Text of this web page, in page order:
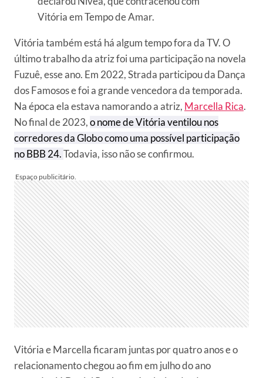
Vitória em Tempo de Amar.
Vitória também está há algum tempo fora da TV. O
último trabalho da atriz foi uma participação na novela
Fuzuê, esse ano. Em 2022, Strada participou da Dança
dos Famosos e foi a grande vencedora da temporada.
Na época ela estava namorando a atriz, Marcella Rica.
No final de 2023,o nome de Vitória ventilou nos
corredores da Globo como uma possível participação
no BBB 24.Todavia, isso não se confirmou.
Vitória e Marcella ficaram juntas por quatro anos e o
relacionamento chegou ao fim em julho do ano